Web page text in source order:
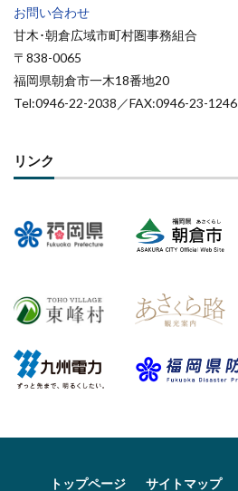
お問い合わせ
甘木･朝倉広域市町村圏事務組合
〒838-0065
福岡県朝倉市一木18番地20
Tel:0946-22-2038／FAX:0946-23-1246
リンク
トップページ サイトマップ